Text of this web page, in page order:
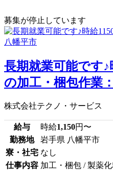
募集が停止しています
長期就業可能です♪
の加工・梱包作業
株式会社テクノ・サービス
給与 時給1,150円〜
勤務地
岩手県 八幡平市
寮・社宅 なし
仕事内容 加工・梱包 / 製薬